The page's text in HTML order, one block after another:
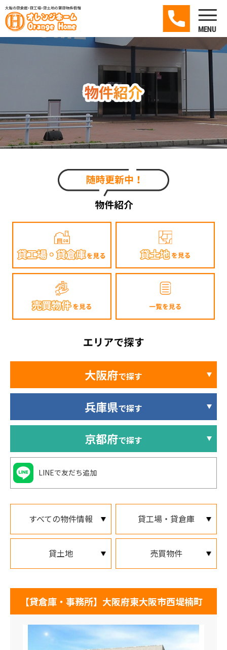
すべての物件情報 貸工場・貸倉庫
貸土地 売買物件
【貸倉庫・事務所】大阪府東大阪市西堤楠町
大阪府で探す
兵庫県で探す
京都府で探す
LINEで友だち追加